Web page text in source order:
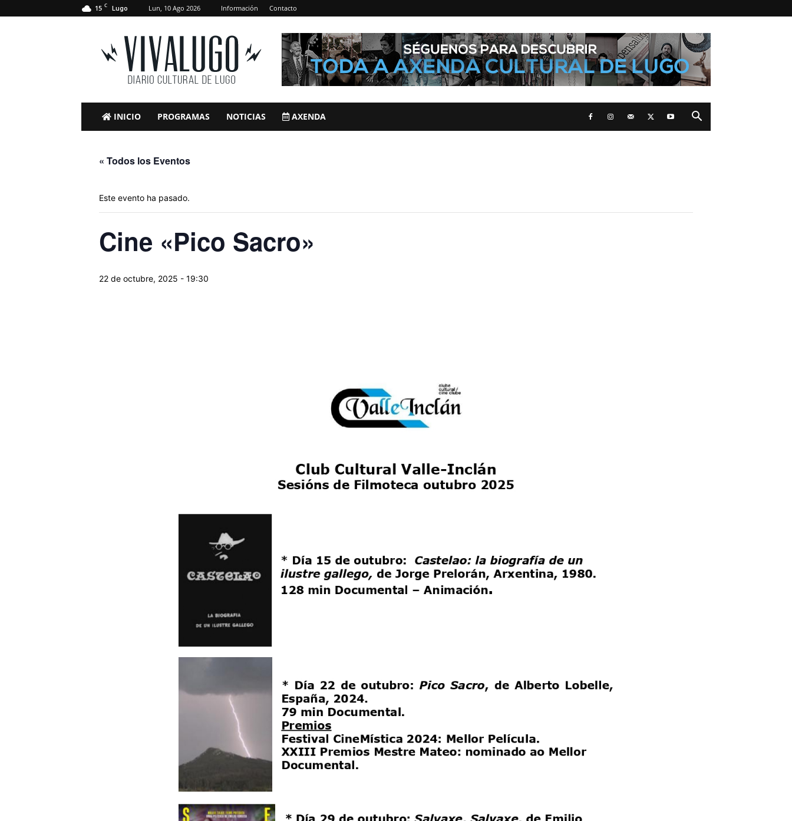
15 C Lugo Lun, 10 Ago 2026 Información Contacto
VivaLugo
INICIO PROGRAMAS NOTICIAS AXENDA
« Todos los Eventos
Este evento ha pasado.
Cine «Pico Sacro»
22 de octubre, 2025 - 19:30